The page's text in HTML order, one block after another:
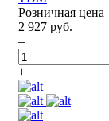
Розничная цена
2 927 руб.
–
+